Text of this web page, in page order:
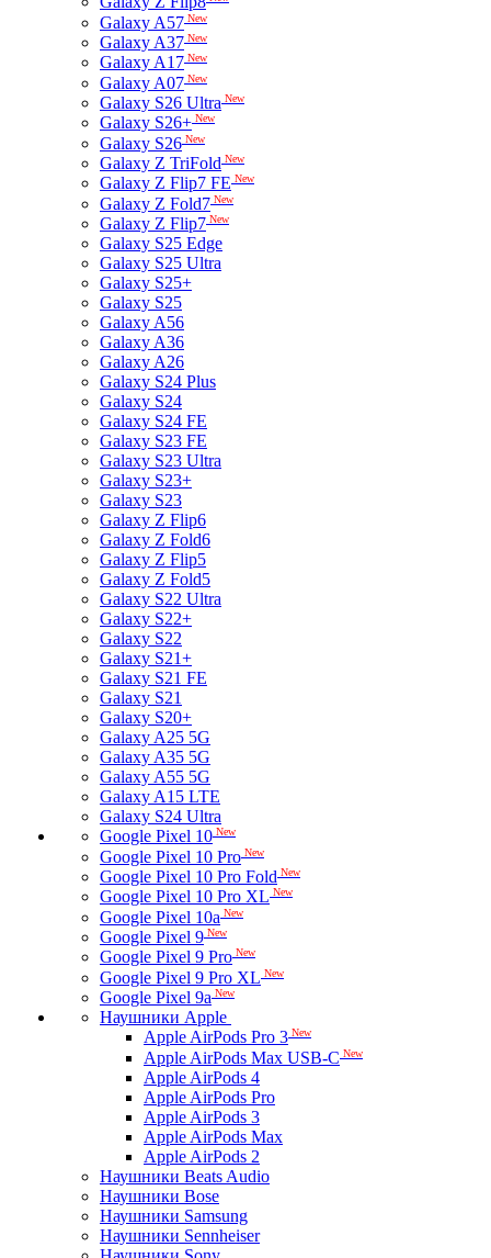
Galaxy A57 New
Galaxy A37 New
Galaxy A17 New
Galaxy A07 New
Galaxy S26 Ultra New
Galaxy S26+ New
Galaxy S26 New
Galaxy Z TriFold New
Galaxy Z Flip7 FE New
Galaxy Z Fold7 New
Galaxy Z Flip7 New
Galaxy S25 Edge
Galaxy S25 Ultra
Galaxy S25+
Galaxy S25
Galaxy A56
Galaxy A36
Galaxy A26
Galaxy S24 Plus
Galaxy S24
Galaxy S24 FE
Galaxy S23 FE
Galaxy S23 Ultra
Galaxy S23+
Galaxy S23
Galaxy Z Flip6
Galaxy Z Fold6
Galaxy Z Flip5
Galaxy Z Fold5
Galaxy S22 Ultra
Galaxy S22+
Galaxy S22
Galaxy S21+
Galaxy S21 FE
Galaxy S21
Galaxy S20+
Galaxy A25 5G
Galaxy A35 5G
Galaxy A55 5G
Galaxy A15 LTE
Galaxy S24 Ultra
Google Pixel 10 New
Google Pixel 10 Pro New
Google Pixel 10 Pro Fold New
Google Pixel 10 Pro XL New
Google Pixel 10a New
Google Pixel 9 New
Google Pixel 9 Pro New
Google Pixel 9 Pro XL New
Google Pixel 9a New
Наушники Apple
Apple AirPods Pro 3 New
Apple AirPods Max USB-C New
Apple AirPods 4
Apple AirPods Pro
Apple AirPods 3
Apple AirPods Max
Apple AirPods 2
Наушники Beats Audio
Наушники Bose
Наушники Samsung
Наушники Sennheiser